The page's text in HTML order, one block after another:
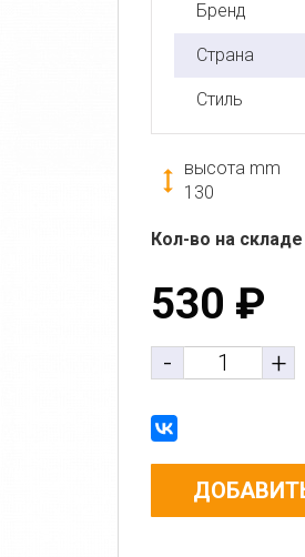
Бренд
Страна
Стиль
высота mm
130
Кол-во на
530 ₽
- +